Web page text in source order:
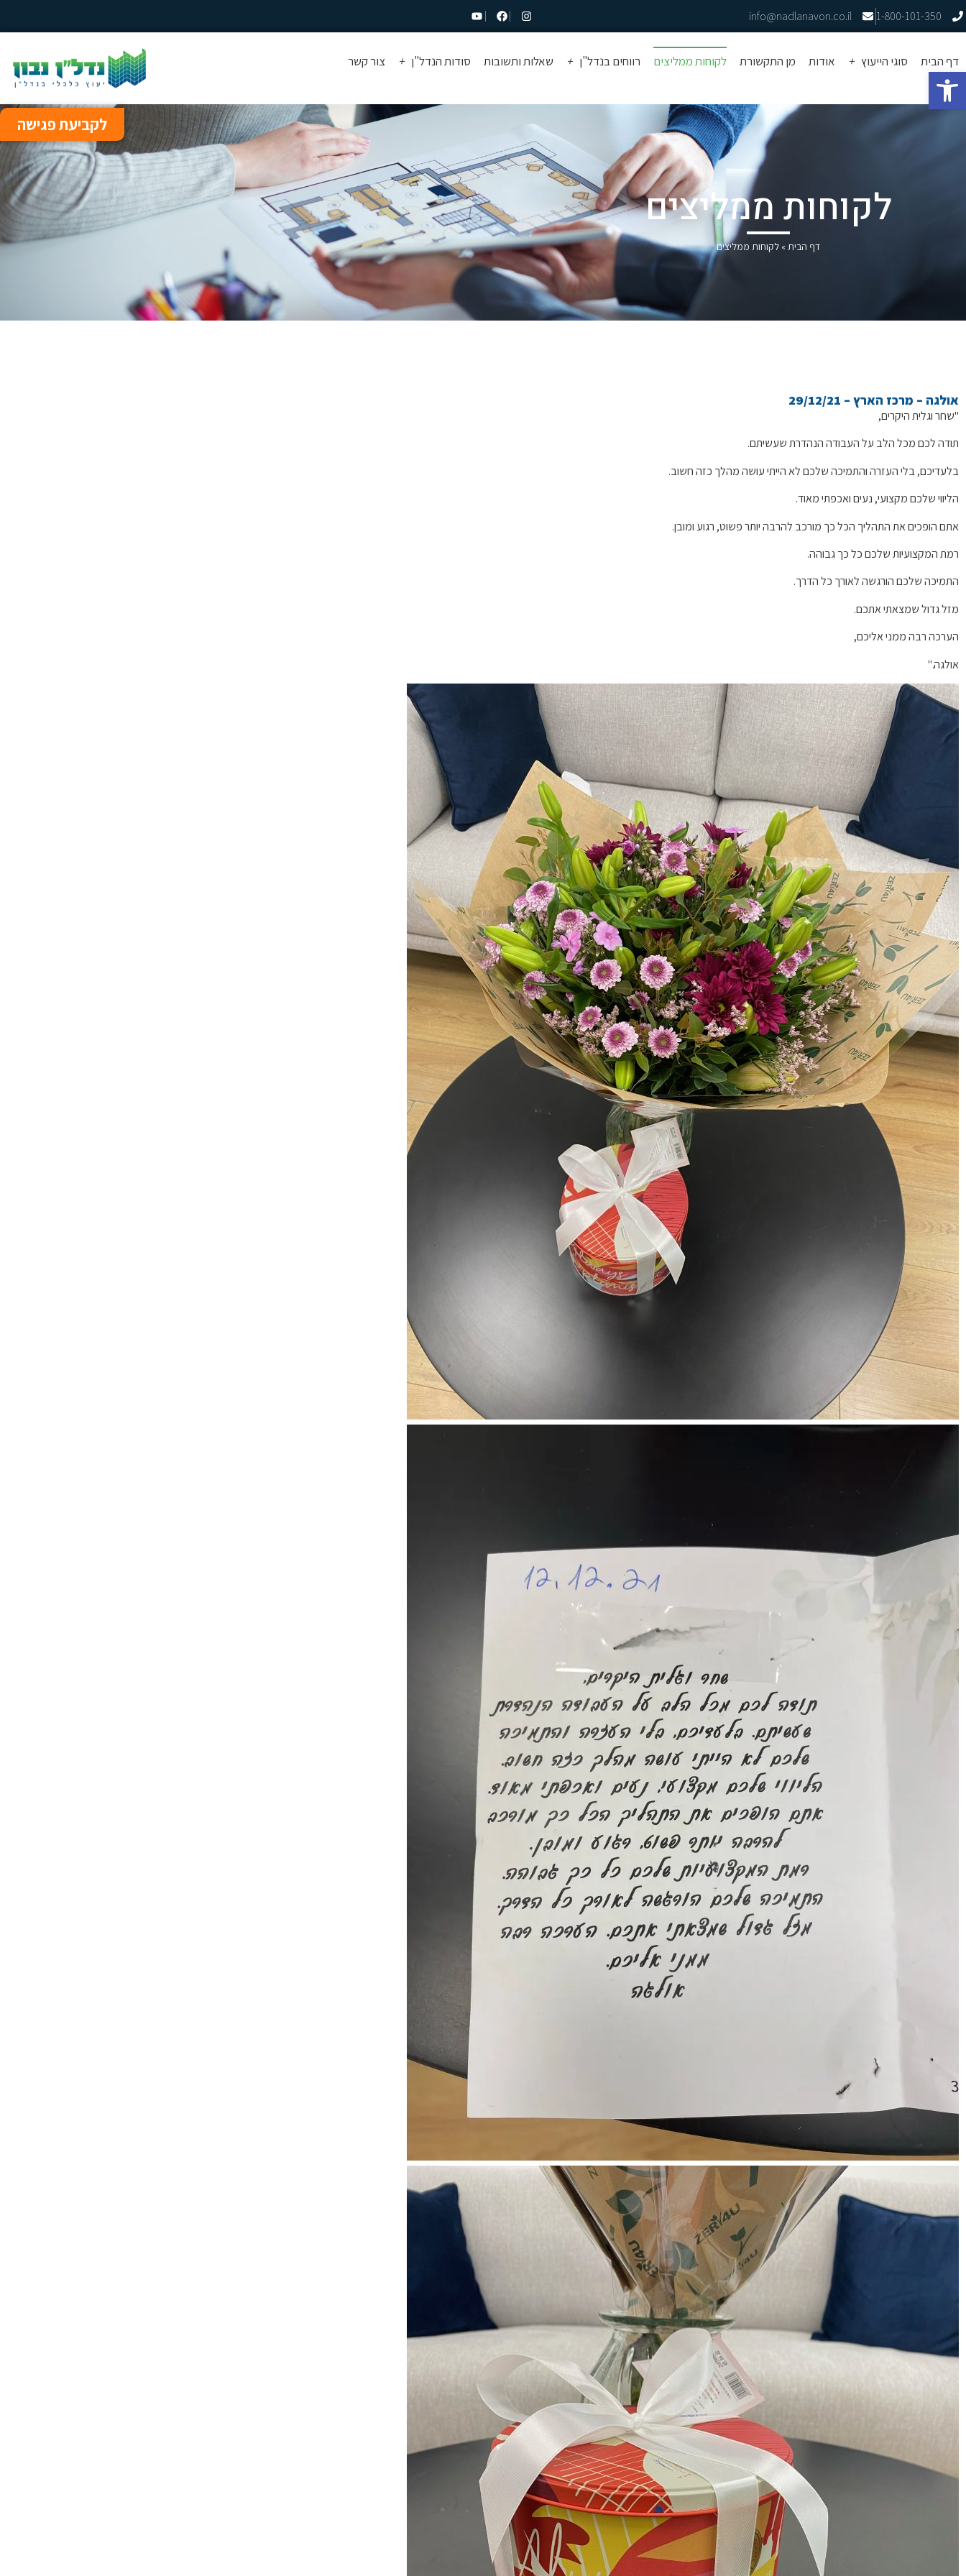
פתח סרגל נגישות
1-800-101-350
info@nadlanavon.co.il
דף הבית סוגי הייעוץ אודות מן התקשורת לקוחות ממליצים רווחים בנדל"ן שאלות ותשובות סודות הנדל"ן צור קשר
לקוחות ממליצים
דף הבית » לקוחות ממליצים
אולגה – מרכז הארץ – 29/12/21
"שחר וגלית היקרים,
תודה לכם מכל הלב על העבודה הנהדרת שעשיתם.
בלעדיכם, בלי העזרה והתמיכה שלכם לא הייתי עושה מהלך כזה חשוב.
הליווי שלכם מקצועי, נעים ואכפתי מאוד.
אתם הופכים את התהליך הכל כך מורכב להרבה יותר פשוט, רגוע ומובן.
רמת המקצועיות שלכם כל כך גבוהה.
התמיכה שלכם הורגשה לאורך כל הדרך.
מזל גדול שמצאתי אתכם.
הערכה רבה ממני אליכם,
אולגה."
לקביעת פגישה